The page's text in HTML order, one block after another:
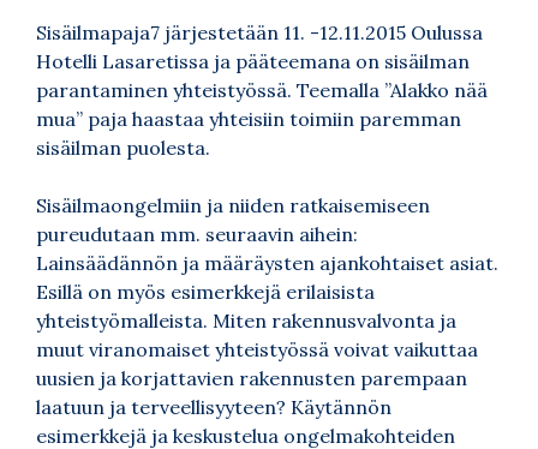
Sisäilmapaja7 järjestetään 11. -12.11.2015 Oulussa
Hotelli Lasaretissa ja pääteemana on sisäilman
parantaminen yhteistyössä. Teemalla ”Alakko nää
mua” paja haastaa yhteisiin toimiin paremman
sisäilman puolesta.
Sisäilmaongelmiin ja niiden ratkaisemiseen
pureudutaan mm. seuraavin aihein:
Lainsäädännön ja määräysten ajankohtaiset asiat.
Esillä on myös esimerkkejä erilaisista
yhteistyömalleista. Miten rakennusvalvonta ja
muut viranomaiset yhteistyössä voivat vaikuttaa
uusien ja korjattavien rakennusten parempaan
laatuun ja terveellisyyteen? Käytännön
esimerkkejä ja keskustelua ongelmakohteiden